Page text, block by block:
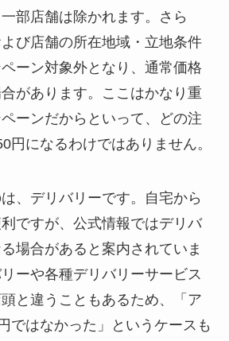
部店舗は除かれます。さら
び店舗の所在地域・立地条件
ーン対象外となり、通常価格
があります。ここはかなり重
ーンだからといって、どの注
円になるわけではありません。
、デリバリーです。自宅から
ですが、公式情報ではデリバ
場合があると案内されていま
ーや各種デリバリーサービス
と違うこともあるため、「ア
ではなかった」というケースも